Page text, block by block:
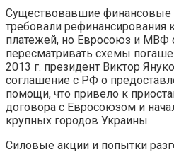
Существовавшие
требовали рефинансирования
платежей, но Евросоюз и МВФ
пересматривать схемы
2013 г. президент Виктор
соглашение с РФ о
помощи, что привело к
договора с Евросоюзом и
крупных городов Украины.
Силовые акции и попытки